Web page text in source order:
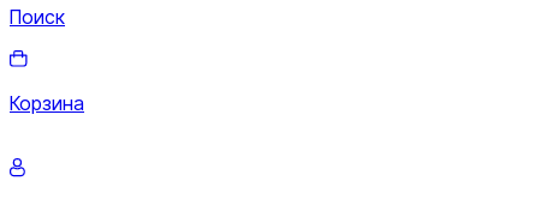
Поиск
Корзина